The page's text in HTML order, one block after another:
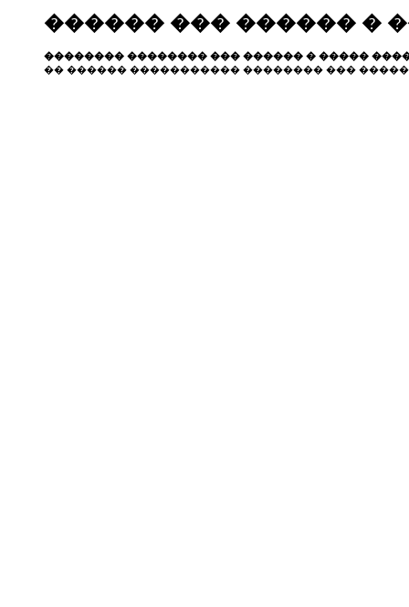
������ ��� ������ �
�������� �������� ��� ������ � �����
�� ������ ����������� �������� ���